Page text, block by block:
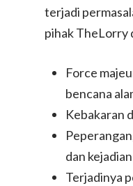
terjadi
pihak TheLorry
Force
bencana
Kebakaran
dan
Terjadinya